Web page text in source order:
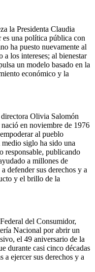
la Presidenta Claudia
una política pública con
ha puesto nuevamente al
a los intereses; al bienestar
un modelo basado en la
económico y la
Olivia Salomón
en noviembre de 1976
al pueblo
siglo ha sido una
responsable, publicando
a millones de
defender sus derechos y a
y el brillo de la
del Consumidor,
Nacional por abrir un
el 49 aniversario de la
durante casi cinco décadas
a ejercer sus derechos y a